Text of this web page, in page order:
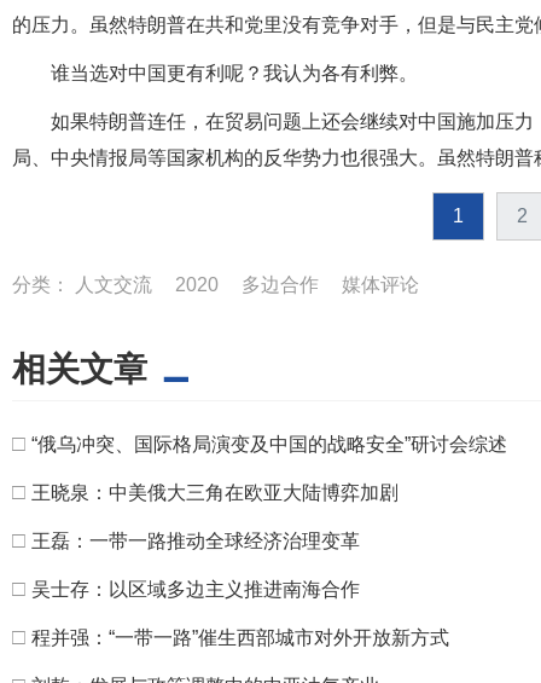
的压力。虽然特朗普在共和党里没有竞争对手，但是与民主
谁当选对中国更有利呢？我认为各有利弊。
如果特朗普连任，在贸易问题上还会继续对中国施加压
局、中央情报局等国家机构的反华势力也很强大。虽然特朗
1 2
分类： 人文交流 2020 多边合作 媒体评论
相关文章
□ “俄乌冲突、国际格局演变及中国的战略安全”研讨会综述
□ 王晓泉：中美俄大三角在欧亚大陆博弈加剧
□ 王磊：一带一路推动全球经济治理变革
□ 吴士存：以区域多边主义推进南海合作
□ 程并强：“一带一路”催生西部城市对外开放新方式